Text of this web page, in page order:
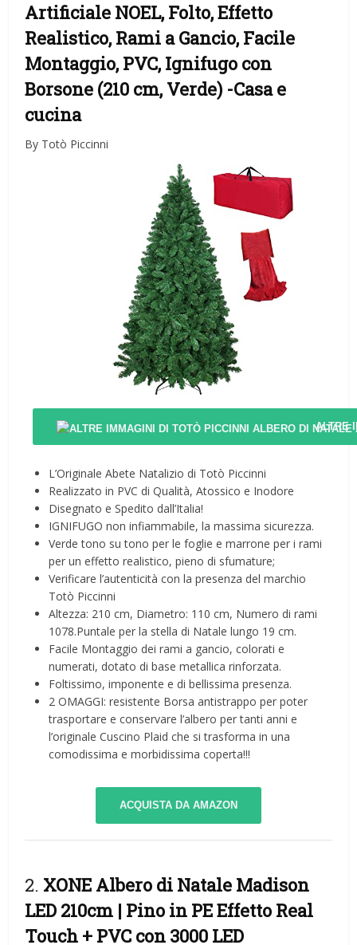
Artificiale NOEL, Folto, Effetto
Realistico, Rami a Gancio, Facile
Montaggio, PVC, Ignifugo con
Borsone (210 cm, Verde) -Casa e
cucina
By Totò Piccinni
ALTRE
L’Originale Abete Natalizio di Totò Piccinni
Realizzato in PVC di Qualità, Atossico e Inodore
Disegnato e Spedito dall’Italia!
IGNIFUGO non infiammabile, la massima sicurezza.
Verde tono su tono per le foglie e marrone per i rami
per un effetto realistico, pieno di sfumature;
Verificare l’autenticità con la presenza del marchio
Totò Piccinni
Altezza: 210 cm, Diametro: 110 cm, Numero di rami
1078.Puntale per la stella di Natale lungo 19 cm.
Facile Montaggio dei rami a gancio, colorati e
numerati, dotato di base metallica rinforzata.
Foltissimo, imponente e di bellissima presenza.
2 OMAGGI: resistente Borsa antistrappo per poter
trasportare e conservare l’albero per tanti anni e
l’originale Cuscino Plaid che si trasforma in una
comodissima e morbidissima coperta!!!
ACQUISTA DA AMAZON
2. XONE Albero di Natale Madison
LED 210cm | Pino in PE Effetto Real
Touch + PVC con 3000 LED